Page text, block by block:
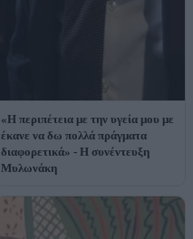
«Η περιπέτεια με την υγεία μου με
έκανε να δω πολλά πράγματα
διαφορετικά» - Η συνέντευξη
Μυλωνάκη